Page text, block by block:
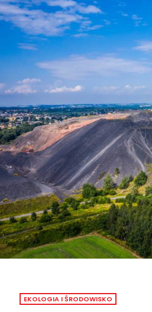
EKOLOGIA I ŚRODOWISKO